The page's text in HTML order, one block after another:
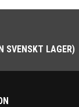
SVENSKT LAGER)